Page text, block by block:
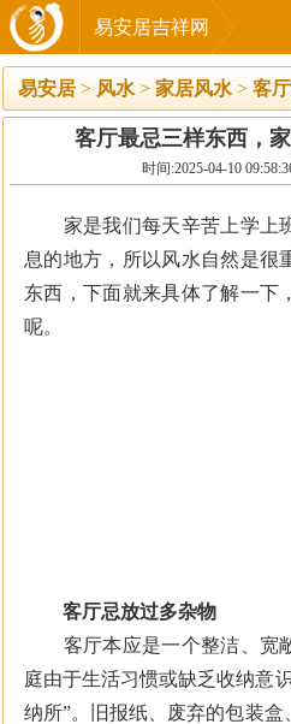
易安居吉祥网
易安居 > 风水 > 家居风水 > 客
客厅最忌三样东西，
时间:2025-04-10
家是我们每天辛苦上学上
息的地方，所以风水自然是很
东西，下面就来具体了解一下
呢。
客厅忌放过多杂物
客厅本应是一个整洁、宽
庭由于生活习惯或缺乏收纳意
纳所”。旧报纸、废弃的包装